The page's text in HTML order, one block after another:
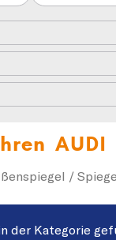
AUDI
/
der Kategorie